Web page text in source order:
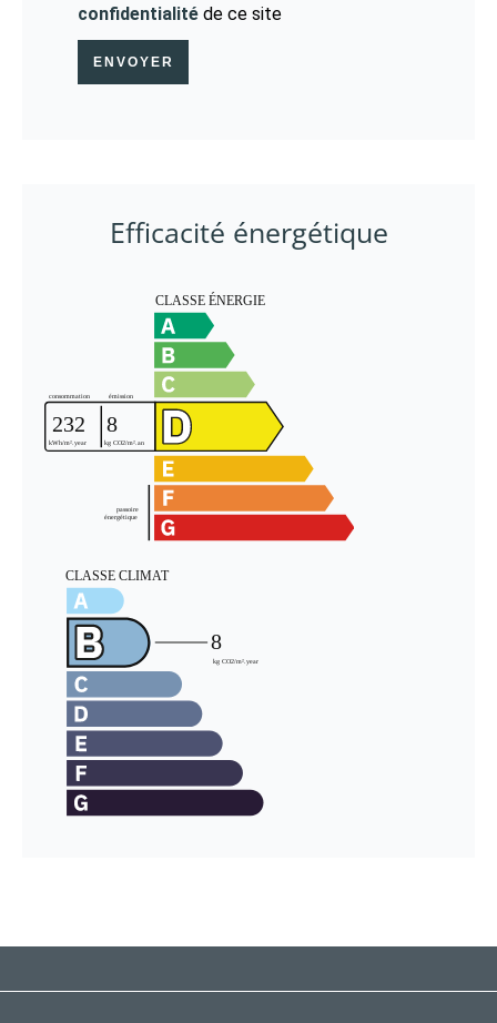
confidentialité de ce site
ENVOYER
Efficacité énergétique